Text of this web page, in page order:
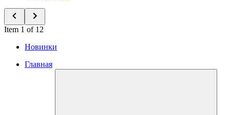
Item 1 of 12
Новинки
Главная